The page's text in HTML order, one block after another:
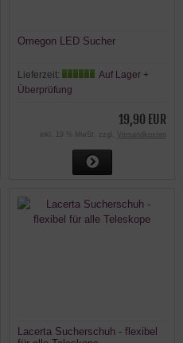
Omegon LED Sucher
Lieferzeit:
Auf Lager +
Überprüfung
19,90 EUR
inkl. 19 % MwSt. zzgl. Versandkosten
Lacerta Sucherschuh - flexibel